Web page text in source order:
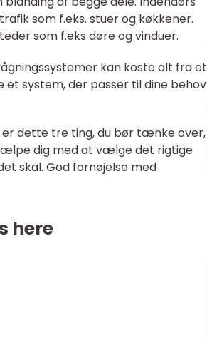
som f.eks. stuer og køkkener.
som f.eks døre og vinduer.
kan koste alt fra et
system, der passer til dine behov
er dette tre ting, du bør tænke over,
dig med at vælge det rigtige
skal. God fornøjelse med
here